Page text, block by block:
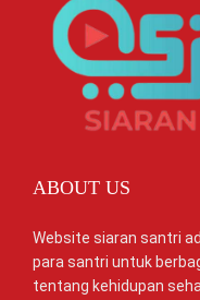
ABOUT US
Website siaran santri
para santri untuk
tentang kehidupan